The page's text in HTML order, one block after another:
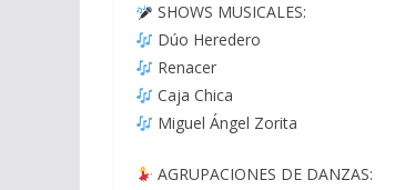
SHOWS MUSICALES:
Dúo Heredero
Renacer
Caja Chica
Miguel Ángel Zorita
AGRUPACIONES DE DANZAS: